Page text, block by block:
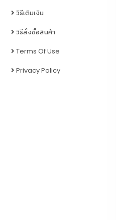
วิธีเติมเงิน
วิธีสั่งซื้อสินค้า
Terms Of Use
Privacy Policy